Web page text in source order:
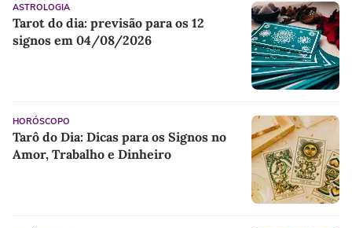
ASTROLOGIA
Tarot do dia: previsão para os 12
signos em 04/08/2026
HORÓSCOPO
Tarô do Dia: Dicas para os Signos no
Amor, Trabalho e Dinheiro